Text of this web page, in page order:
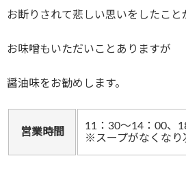
お断りされて悲しい思いをしたこと
お味噌もいただいことありますが
醤油味をお勧めします。
営業時間
11：30～14：00、
※スープがなくなり